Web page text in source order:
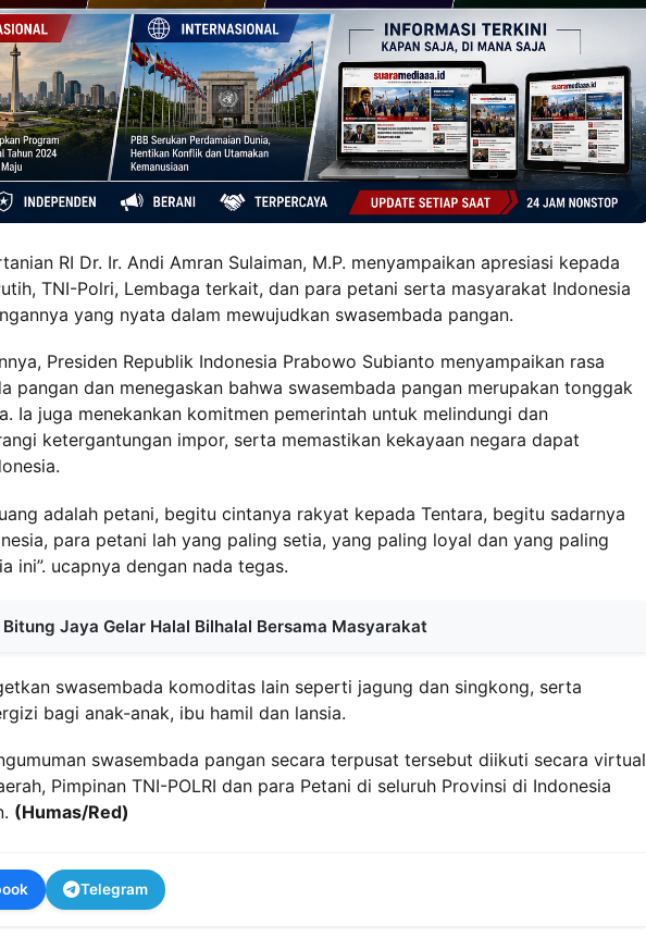
RI Dr. Ir. Andi Amran Sulaiman, M.P. menyampaikan apresiasi kepada
TNI-Polri, Lembaga terkait, dan para petani serta masyarakat Indonesia
yang nyata dalam mewujudkan swasembada pangan.
Presiden Republik Indonesia Prabowo Subianto menyampaikan rasa
pangan dan menegaskan bahwa swasembada pangan merupakan tonggak
Ia juga menekankan komitmen pemerintah untuk melindungi dan
ketergantungan impor, serta memastikan kekayaan negara dapat
adalah petani, begitu cintanya rakyat kepada Tentara, begitu sadarnya
para petani lah yang paling setia, yang paling loyal dan yang paling
ini”. ucapnya dengan nada tegas.
Jaya Gelar Halal Bilhalal Bersama Masyarakat
swasembada komoditas lain seperti jagung dan singkong, serta
bagi anak-anak, ibu hamil dan lansia.
swasembada pangan secara terpusat tersebut diikuti secara virtual
Pimpinan TNI-POLRI dan para Petani di seluruh Provinsi di Indonesia
(Humas/Red)
Telegram